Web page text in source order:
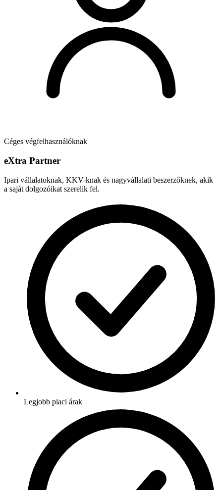
Céges végfelhasználóknak
eXtra Partner
Ipari vállalatoknak, KKV-knak és nagyvállalati beszerzőknek, akik
a saját dolgozóikat szerelik fel.
Legjobb piaci árak